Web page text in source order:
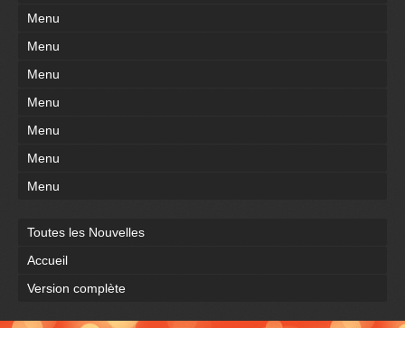
Menu
Menu
Menu
Menu
Menu
Menu
Menu
Toutes les Nouvelles
Accueil
Version complète